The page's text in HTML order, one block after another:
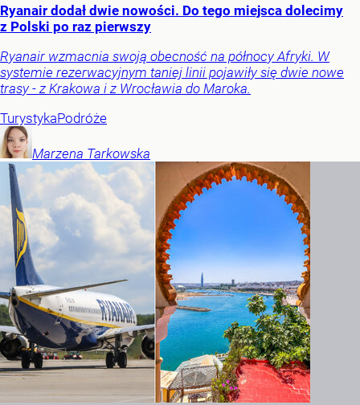
Ryanair dodał dwie nowości. Do tego miejsca dolecimy
z Polski po raz pierwszy
Ryanair wzmacnia swoją obecność na północy Afryki. W
systemie rezerwacyjnym taniej linii pojawiły się dwie nowe
trasy - z Krakowa i z Wrocławia do Maroka.
TurystykaPodróże
Marzena Tarkowska